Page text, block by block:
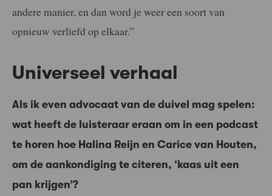
andere manier, en dan word je weer een soort van
opnieuw verliefd op elkaar.”
Universeel verhaal
Als ik even advocaat van de duivel mag spelen:
wat heeft de luisteraar eraan om in een podcast
te horen hoe Halina Reijn en Carice van Houten,
om de aankondiging te citeren, ‘kaas uit een
pan krijgen’?